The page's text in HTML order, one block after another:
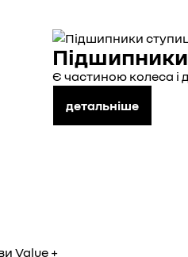
Підшипники
Є частиною колеса і
детальніше